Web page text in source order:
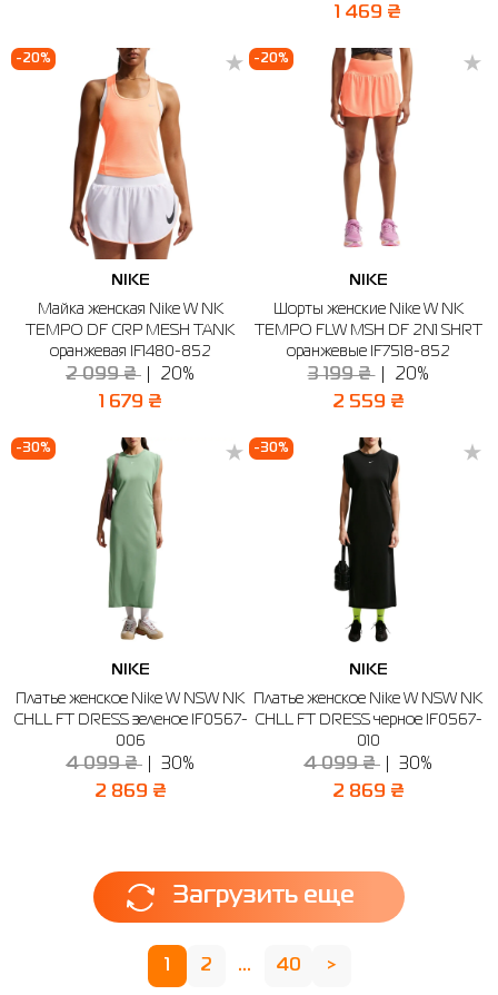
1 469 ₴
-20%
NIKE
Майка женская Nike W NK
TEMPO DF CRP MESH TANK
оранжевая IF1480-852
2 099 ₴ 20%
1 679 ₴
-20%
NIKE
Шорты женские Nike W NK
TEMPO FLW MSH DF 2N1 SHRT
оранжевые IF7518-852
3 199 ₴ 20%
2 559 ₴
-30%
NIKE
Платье женское Nike W NSW NK
CHLL FT DRESS зеленое IF0567-
006
4 099 ₴ 30%
2 869 ₴
-30%
NIKE
Платье женское Nike W NSW NK
CHLL FT DRESS черное IF0567-
010
4 099 ₴ 30%
2 869 ₴
Загрузить еще
2 ... 40 >